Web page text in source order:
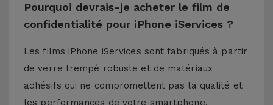
Pourquoi devrais-je acheter le film de
confidentialité pour iPhone iServices ?
Les films iPhone iServices sont fabriqués à partir
de verre trempé robuste et de matériaux
adhésifs qui ne compromettent pas la qualité et
les performances de votre smartphone.